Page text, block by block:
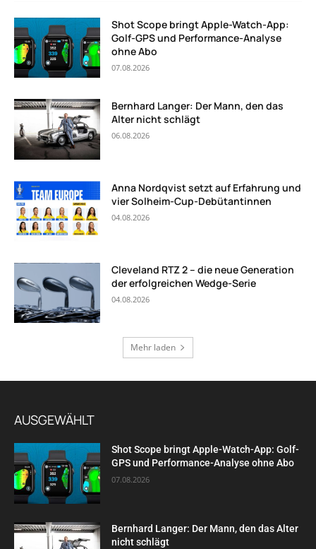
Shot Scope bringt Apple-Watch-App:
Golf-GPS und Performance-Analyse
ohne Abo
07.08.2026
Bernhard Langer: Der Mann, den das
Alter nicht schlägt
06.08.2026
Anna Nordqvist setzt auf Erfahrung und
vier Solheim-Cup-Debütantinnen
04.08.2026
Cleveland RTZ 2 – die neue Generation
der erfolgreichen Wedge-Serie
04.08.2026
Mehr laden
AUSGEWÄHLT
Shot Scope bringt Apple-Watch-App: Golf-
GPS und Performance-Analyse ohne Abo
07.08.2026
Bernhard Langer: Der Mann, den das Alter
nicht schlägt